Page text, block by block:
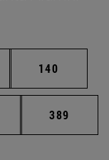
intermedias
Página
140
Páginas intermedias
Página
389